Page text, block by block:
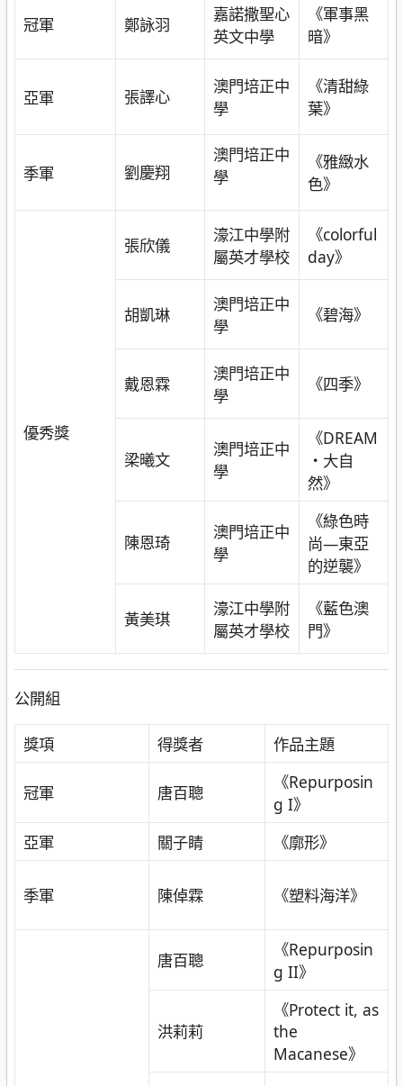
冠軍 鄭詠羽
嘉諾撒聖心
英文中學
《軍事黑
暗》
亞軍 張譯心
澳門培正中
學
《清甜綠
葉》
季軍 劉慶翔
澳門培正中
學
《雅緻水
色》
優秀獎
張欣儀
濠江中學附
屬英才學校
《colorful
day》
胡凱琳
澳門培正中
學
《碧海》
戴恩霖
澳門培正中
學
《四季》
梁曦文
澳門培正中
學
《DREAM
・大自
然》
陳恩琦
澳門培正中
學
《綠色時
尚—東亞
的逆襲》
黃美琪
濠江中學附
屬英才學校
《藍色澳
門》
公開組
獎項 得獎者 作品主題
冠軍 唐百聰
《Repurposin
g I》
亞軍
關子睛 《廓形》
季軍 陳倬霖 《塑料海洋》
唐百聰
《Repurposin
g II》
洪莉莉
《Protect it, as
the
Macanese》